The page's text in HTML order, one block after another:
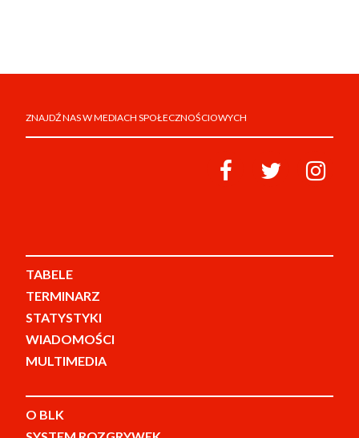
ZNAJDŹ NAS W MEDIACH SPOŁECZNOŚCIOWYCH
TABELE
TERMINARZ
STATYSTYKI
WIADOMOŚCI
MULTIMEDIA
O BLK